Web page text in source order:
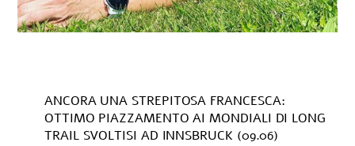
ANCORA UNA STREPITOSA FRANCESCA:
OTTIMO PIAZZAMENTO AI MONDIALI DI LONG
TRAIL SVOLTISI AD INNSBRUCK (09.06)